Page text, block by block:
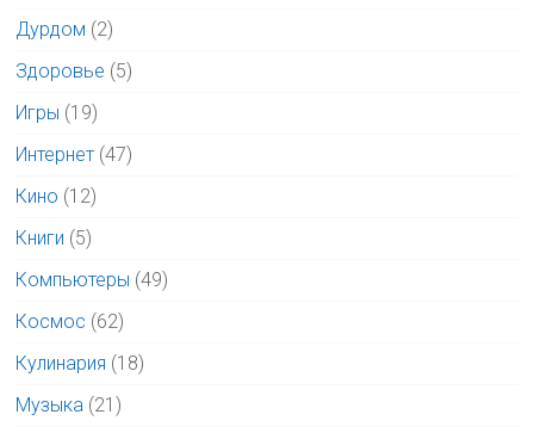
Дурдом (2)
Здоровье (5)
Игры (19)
Интернет (47)
Кино (12)
Книги (5)
Компьютеры (49)
Космос (62)
Кулинария (18)
Музыка (21)